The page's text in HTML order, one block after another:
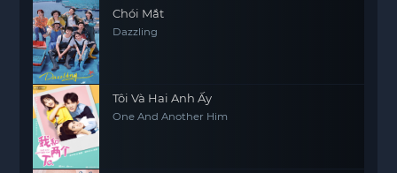
Chói Mắt
Dazzling
Tôi Và Hai Anh Ấy
One And Another Him